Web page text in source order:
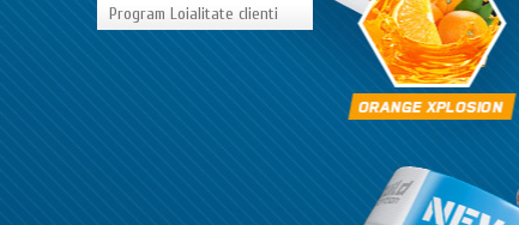
Program Loialitate clienti